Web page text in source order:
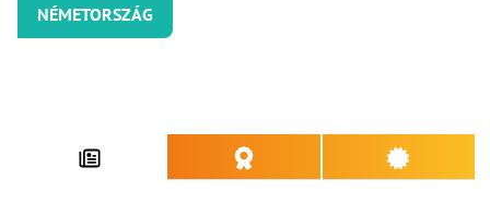
NÉMETORSZÁG